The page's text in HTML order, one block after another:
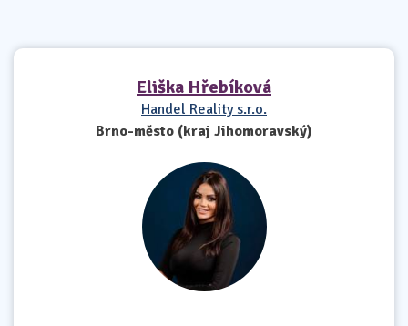
Eliška Hřebíková
Handel Reality s.r.o.
Brno-město (kraj Jihomoravský)